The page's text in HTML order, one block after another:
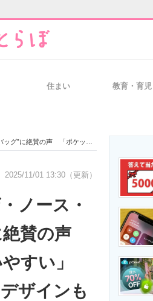
経営リーダーのコミュニテ
・事例 製造業のIT導入・活用を支
応用 エネルギーの専門メディア
住まい 教育・育児
」「水筒やペットボトルが入る」「デザインも◎」
2025/11/01 13:30（更新）
ノース・
絶賛の声
すい」
ザインも